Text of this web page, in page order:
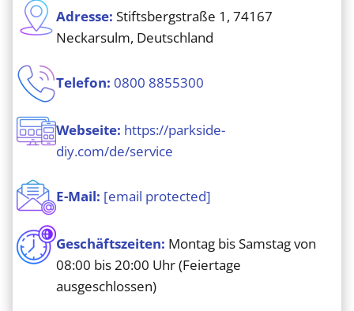
Adresse: Stiftsbergstraße 1, 74167
Neckarsulm, Deutschland
Telefon: 0800 8855300
Webseite: https://parkside-
diy.com/de/service
E-Mail: [email protected]
Geschäftszeiten: Montag bis Samstag von
08:00 bis 20:00 Uhr (Feiertage
ausgeschlossen)